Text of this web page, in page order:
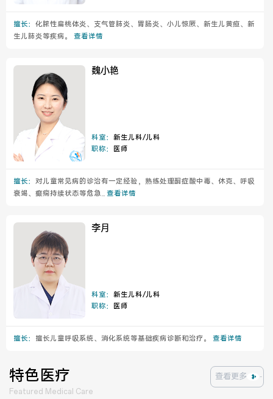
擅长： 化脓性扁桃体炎、支气管肺炎、胃肠炎、小儿惊厥、新生儿黄疸、新
生儿肺炎等疾病。 查看详情
魏小艳
科室：新生儿科/儿科
职称：
医师
擅长： 对儿童常见病的诊治有一定经验，熟练处理酮症酸中毒、休克、呼吸
衰竭、癫痫持续状态等危急... 查看详情
李月
科室：新生儿科/儿科
职称：
医师
擅长： 擅长儿童呼吸系统、消化系统等基础疾病诊断和治疗。 查看详情
特色医疗
Featured Medical Care
查看更多